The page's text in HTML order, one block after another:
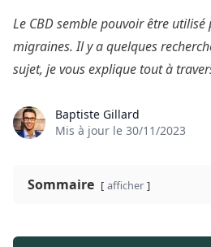
Le CBD semble pouvoir être
migraines. Il y a quelques
sujet, je vous explique tout à
Baptiste Gillard
Mis à jour le 30/11/2023
Sommaire afficher